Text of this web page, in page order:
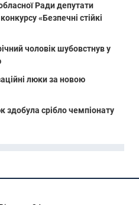
Ради депутати
«Безпечні стійкі
чоловік шубовстнув у
люки за новою
здобула срібло чемпіонату